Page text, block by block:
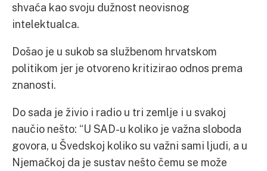
shvaća kao svoju dužnost neovisnog
intelektualca.
Došao je u sukob sa službenom hrvatskom
politikom jer je otvoreno kritizirao odnos prema
znanosti.
Do sada je živio i radio u tri zemlje i u svakoj
naučio nešto: “U SAD-u koliko je važna sloboda
govora, u Švedskoj koliko su važni sami ljudi, a u
Njemačkoj da je sustav nešto čemu se može